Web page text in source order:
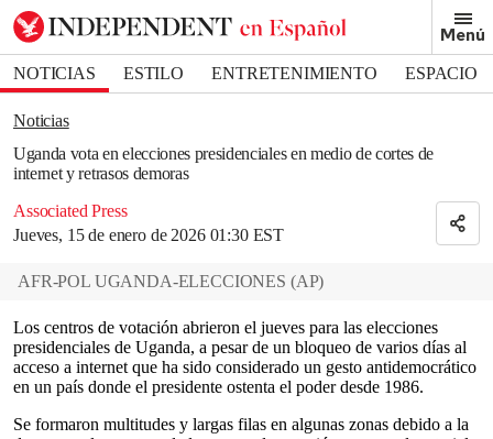
Menú
NOTICIAS ESTILO ENTRETENIMIENTO
ESPACIO
DEPORTES
Noticias
Uganda vota en elecciones presidenciales en medio de cortes de
internet y retrasos demoras
Associated Press
Jueves, 15 de enero de 2026 01:30 EST
Bookmark popover
Removed from bookmarks
Close popover
AFR-POL UGANDA-ELECCIONES (AP)
Los centros de votación abrieron el jueves para las elecciones
presidenciales de Uganda, a pesar de un bloqueo de varios días al
acceso a internet que ha sido considerado un gesto antidemocrático
en un país donde el presidente ostenta el poder desde 1986.
Se formaron multitudes y largas filas en algunas zonas debido a la